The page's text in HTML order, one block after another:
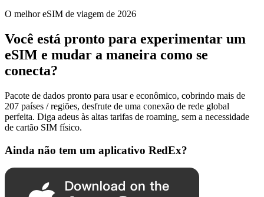
O melhor eSIM de viagem de 2026
Você está pronto para experimentar um
eSIM e mudar a maneira como se
conecta?
Pacote de dados pronto para usar e econômico, cobrindo mais de
207 países / regiões, desfrute de uma conexão de rede global
perfeita. Diga adeus às altas tarifas de roaming, sem a necessidade
de cartão SIM físico.
Ainda não tem um aplicativo RedEx?